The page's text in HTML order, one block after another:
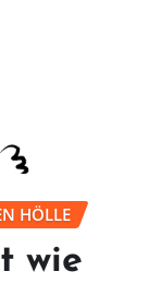
HÖLLE
wie